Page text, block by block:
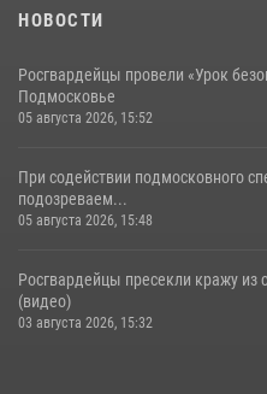
НОВОСТИ
Росгвардейцы провели «Урок
Подмосковье
05 августа 2026, 15:52
При содействии подмосковного
подозреваем...
05 августа 2026, 15:48
Росгвардейцы пресекли кражу из
(видео)
03 августа 2026, 15:32